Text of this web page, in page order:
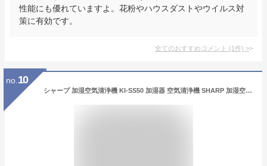
性能にも優れていますよ。花粉やハウスダストやウイルス対
策に有効です。
全てのおすすめコメント (1件) >
no. 10
シャープ 加湿空気清浄機 KI-SS50 加湿器 空気清浄機 SHARP 加湿空清 プラズマクラスター 花粉 脱臭 臭い 対策 タバコ PM2.5 うるおい 乾燥対策 センサー フィルター リビング ダイニング 浄化 低騒音 抗菌 防カビ 節電